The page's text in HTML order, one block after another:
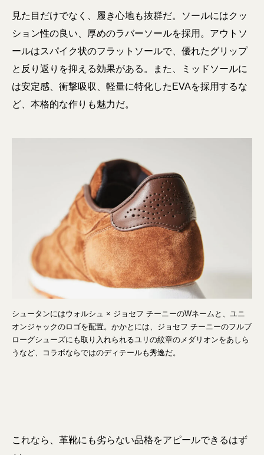
見た目だけでなく、履き心地も抜群だ。ソールにはクッ
ション性の良い、厚めのラバーソールを採用。アウトソ
ールはスパイク状のフラットソールで、優れたグリップ
と反り返りを抑える効果がある。また、ミッドソールに
は安定感、衝撃吸収、軽量に特化したEVAを採用するな
ど、本格的な作りも魅力だ。
シュータンにはウォルシュ × ジョセフ チーニーのWネームと、ユニ
オンジャックのロゴを配置。かかとには、ジョセフ チーニーのフルブ
ローグシューズにも取り入れられるユリの紋章のメダリオンをあしら
うなど、コラボならではのディテールも秀逸だ。
これなら、革靴にも劣らない品格をアピールできるはず